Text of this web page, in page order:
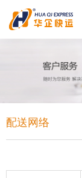
配送网络